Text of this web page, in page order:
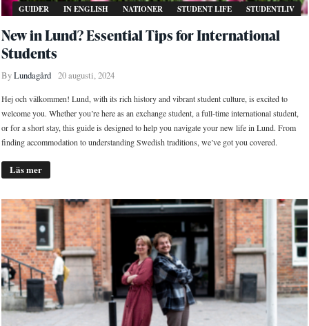
GUIDER IN ENGLISH NATIONER STUDENT LIFE STUDENTLIV
New in Lund? Essential Tips for International
Students
ByLundagård 20 augusti, 2024
Hej och välkommen! Lund, with its rich history and vibrant student culture, is excited to
welcome you. Whether you’re here as an exchange student, a full-time international student,
or for a short stay, this guide is designed to help you navigate your new life in Lund. From
finding accommodation to understanding Swedish traditions, we’ve got you covered.
Läs mer